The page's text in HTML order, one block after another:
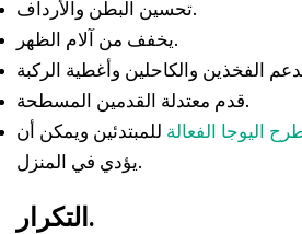
تحسين البطن والأرداف.
يخفف من آلام الظهر.
قدم معتدلة القدمين المسطحة.
اليوجا الفعالة للمبتدئين ويمكن أن
يؤدي في المنزل.
التكرار.